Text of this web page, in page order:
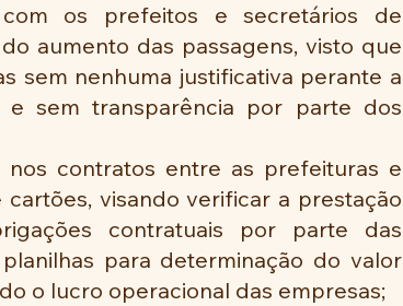
os prefeitos e secretários de
aumento das passagens, visto que
sem nenhuma justificativa perante a
e sem transparência por parte dos
contratos entre as prefeituras e
visando verificar a prestação
contratuais por parte das
para determinação do valor
o lucro operacional das empresas;